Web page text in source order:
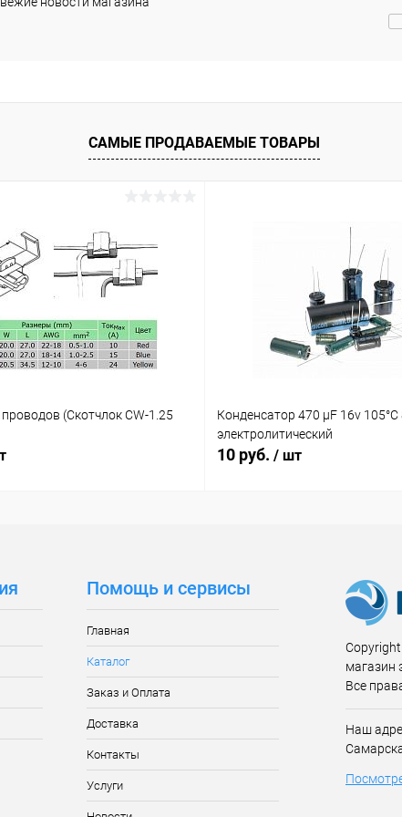
САМЫЕ ПРОДАВАЕМЫЕ ТОВАРЫ
(Скотчлок CW-1.25
Конденсатор 470 µF 16v
электролитический
10 руб. / шт
Помощь и сервисы
Главная
Каталог
Заказ и Оплата
Доставка
Контакты
Услуги
магазин
Все
Наш